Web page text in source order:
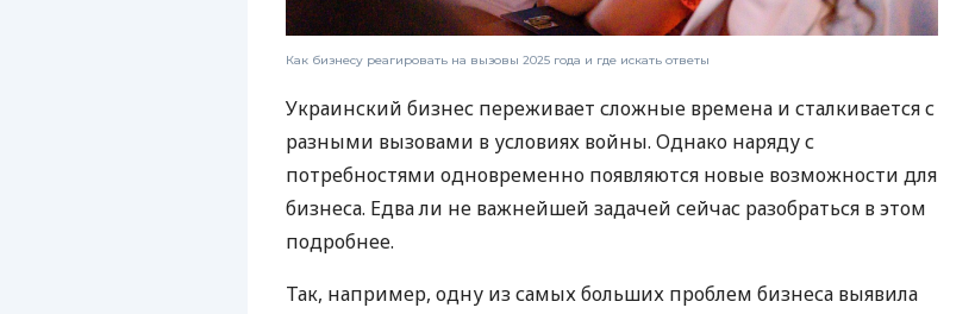
Как бизнесу реагировать на вызовы 2025 года и где искать ответы
Украинский бизнес переживает сложные времена и сталкивается с
разными вызовами в условиях войны. Однако наряду с
потребностями одновременно появляются новые возможности для
бизнеса. Едва ли не важнейшей задачей сейчас разобраться в этом
подробнее.
Так, например, одну из самых больших проблем бизнеса выявила